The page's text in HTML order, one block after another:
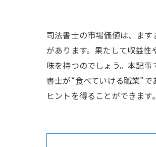
司法書士の市場価値は、ま
があります。果たして収益
味を持つのでしょう。本記
書士が“食べていける職業”
ヒントを得ることができます。